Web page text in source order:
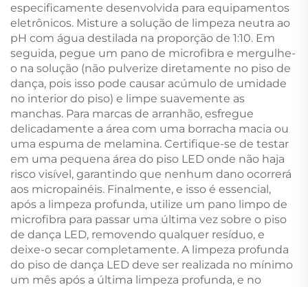
especificamente desenvolvida para equipamentos
eletrônicos. Misture a solução de limpeza neutra ao
pH com água destilada na proporção de 1:10. Em
seguida, pegue um pano de microfibra e mergulhe-
o na solução (não pulverize diretamente no piso de
dança, pois isso pode causar acúmulo de umidade
no interior do piso) e limpe suavemente as
manchas. Para marcas de arranhão, esfregue
delicadamente a área com uma borracha macia ou
uma espuma de melamina. Certifique-se de testar
em uma pequena área do piso LED onde não haja
risco visível, garantindo que nenhum dano ocorrerá
aos micropainéis. Finalmente, e isso é essencial,
após a limpeza profunda, utilize um pano limpo de
microfibra para passar uma última vez sobre o piso
de dança LED, removendo qualquer resíduo, e
deixe-o secar completamente. A limpeza profunda
do piso de dança LED deve ser realizada no mínimo
um mês após a última limpeza profunda, e no